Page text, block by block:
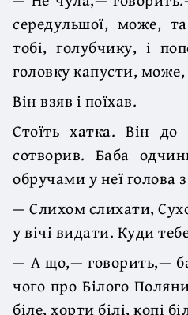
середульшої, може,
тобі, голубчику, і
головку капусти,
Він взяв і поїхав.
Стоїть хатка. Він до
сотворив. Баба
обручами у неї голова
— Слихом слихати,
у вічі видати. Куди
— А що,— говорить,—
чого про Білого
біле, хорти білі, копі